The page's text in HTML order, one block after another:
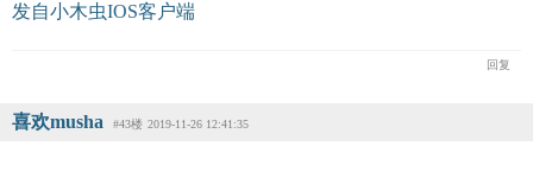
发自小木虫IOS客户端
回复
喜欢musha #43楼 2019-11-26 12:41:35